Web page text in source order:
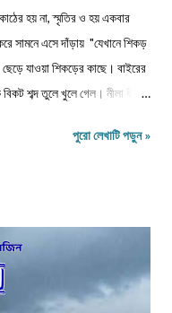
হয় না, স্মৃতির ও হয় একবার
সামনে এসে দাঁড়ায় "যেখানে শিকড়
যাওয়া শিকড়ের কাছে। বাইরের
শব্দ তুলে খুলে গেল। নীলা ধীরে
একধারে নিজে থেকে বেড়ে
দিন এসে যেত। ভোরবেলায়
যেন এক মঙ্গলময় আবহে ভরে
ব্যস্ততা। পুজোয় আসা
পুরো লেখাটি পড়ুন »